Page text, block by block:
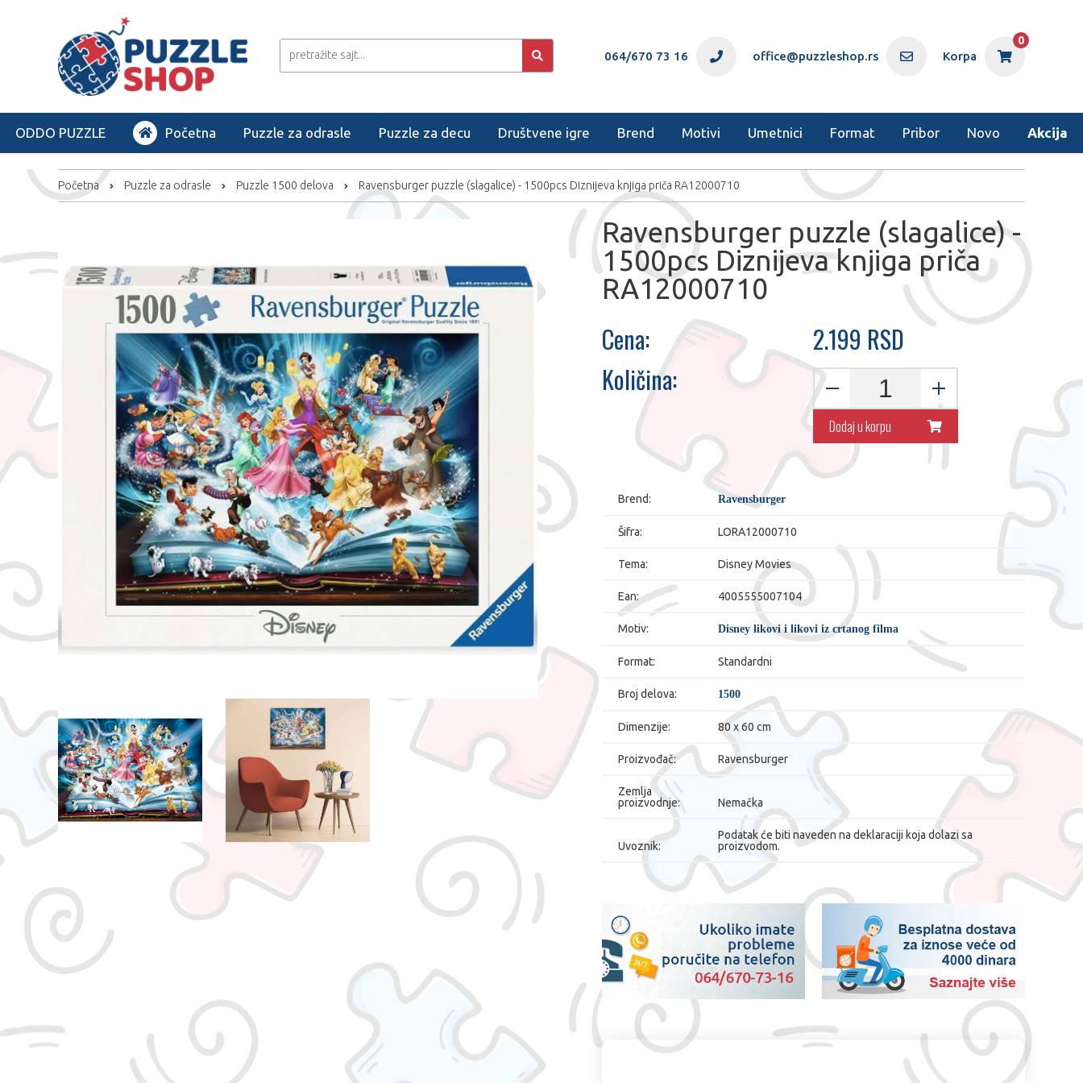
0
Korpa
office@puzzleshop.rs
064/670 73 16
ODDO PUZZLE Početna Puzzle za odrasle Puzzle za decu Društvene igre Brend Motivi Umetnici Format Pribor Novo Akcija
Početna Puzzle za odrasle Puzzle 1500 delova Ravensburger puzzle (slagalice) - 1500pcs Diznijeva knjiga priča RA12000710
Ravensburger puzzle (slagalice) -
1500pcs Diznijeva knjiga priča
RA12000710
Cena:
2.199 RSD
Količina:
Dodaj u korpu
Brend: Ravensburger
Šifra: LORA12000710
Tema: Disney Movies
Ean: 4005555007104
Motiv: Disney likovi i likovi iz crtanog filma
Format: Standardni
Broj delova: 1500
Dimenzije: 80 x 60 cm
Proizvođač: Ravensburger
Zemlja
proizvodnje:
Nemačka
Uvoznik:
Podatak će biti naveden na deklaraciji koja dolazi sa
proizvodom.